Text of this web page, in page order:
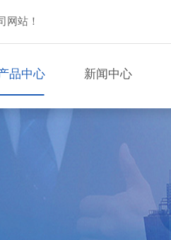
网站！
品中心 新闻中心